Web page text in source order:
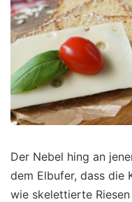
Der Nebel hing an
dem Elbufer, dass die
wie skelettierte